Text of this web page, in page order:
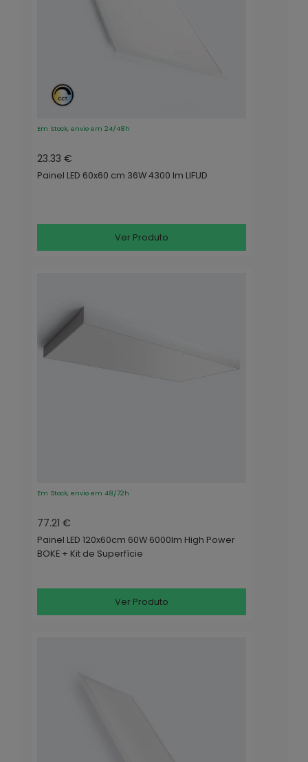
Em Stock, envio em 24/48h
23.33 €
Painel LED 60x60 cm 36W 4300 lm LIFUD
Ver Produto
Em Stock, envio em 48/72h
77.21 €
Painel LED 120x60cm 60W 6000lm High Power
BOKE + Kit de Superfície
Ver Produto